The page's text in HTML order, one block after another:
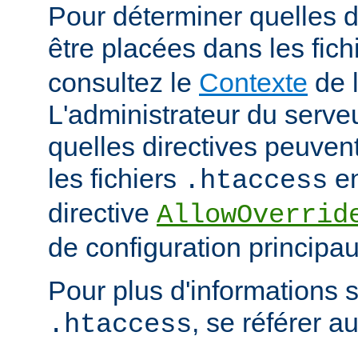
Pour déterminer quelles
être placées dans les
consultez le Contexte de
L'administrateur du
quelles directives
les fichiers .htaccess
directive
de configuration
Pour plus d'informations
.htaccess, se référer